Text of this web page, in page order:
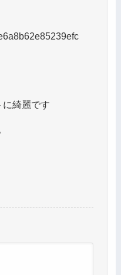
に綺麗です